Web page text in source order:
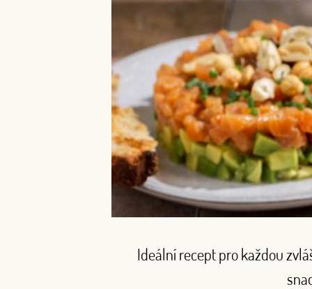
Ideální recept pro každou